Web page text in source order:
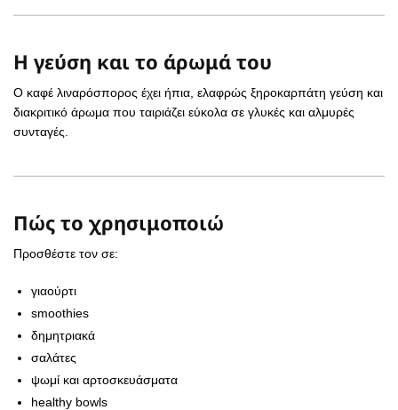
Η γεύση και το άρωμά του
Ο καφέ λιναρόσπορος έχει ήπια, ελαφρώς ξηροκαρπάτη γεύση και
διακριτικό άρωμα που ταιριάζει εύκολα σε γλυκές και αλμυρές
συνταγές.
Πώς το χρησιμοποιώ
Προσθέστε τον σε:
γιαούρτι
smoothies
δημητριακά
σαλάτες
ψωμί και αρτοσκευάσματα
healthy bowls